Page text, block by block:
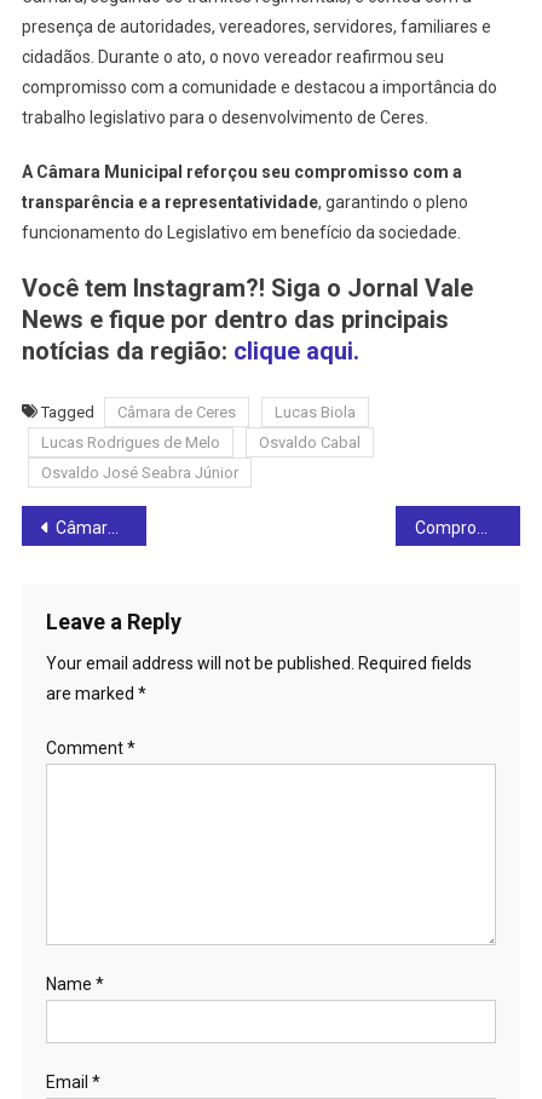
presença de autoridades, vereadores, servidores, familiares e
cidadãos. Durante o ato, o novo vereador reafirmou seu
compromisso com a comunidade e destacou a importância do
trabalho legislativo para o desenvolvimento de Ceres.
A Câmara Municipal reforçou seu compromisso com a
transparência e a representatividade, garantindo o pleno
funcionamento do Legislativo em benefício da sociedade.
Você tem Instagram?! Siga o Jornal Vale
News e fique por dentro das principais
notícias da região: clique aqui.
Tagged Câmara de Ceres
Lucas Biola
Lucas Rodrigues de Melo
Osvaldo Cabal
Osvaldo José Seabra Júnior
Post
Câmara de Ceres declara extinção de mandato de Osvaldo Cabal, investigado pela Operação Ephedra, e convoca suplente Compromisso fiscal: Prefeitura de Rianápolis recebe maior devolução do duodécimo já registrada na história
Leave a Reply
Your email address will not be published. Required fields
are marked *
Comment*
Name *
Email *